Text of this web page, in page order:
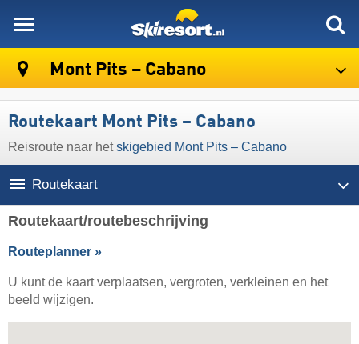
Mont Pits – Cabano
Routekaart Mont Pits – Cabano
Reisroute naar hetskigebied Mont Pits – Cabano
Routekaart
Routekaart/routebeschrijving
Routeplanner »
U kunt de kaart verplaatsen, vergroten, verkleinen en het
beeld wijzigen.